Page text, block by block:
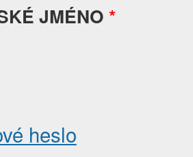
JMÉNO *
heslo